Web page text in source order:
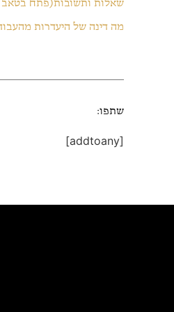
שאלות ותשובות(פתח בטאב
מה דינה של היעדרות
שתפו:
[addtoany]